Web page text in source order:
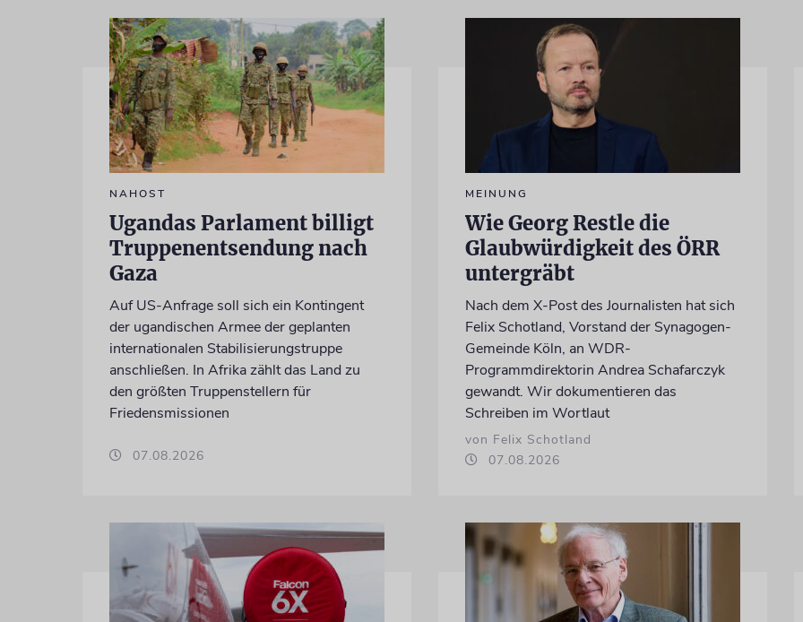
NAHOST
Ugandas Parlament billigt
Truppenentsendung nach
Gaza
Auf US-Anfrage soll sich ein Kontingent
der ugandischen Armee der geplanten
internationalen Stabilisierungstruppe
anschließen. In Afrika zählt das Land zu
den größten Truppenstellern für
Friedensmissionen
07.08.2026
MEINUNG
Wie Georg Restle die
Glaubwürdigkeit des ÖRR
untergräbt
Nach dem X-Post des Journalisten hat sich
Felix Schotland, Vorstand der Synagogen-
Gemeinde Köln, an WDR-
Programmdirektorin Andrea Schafarczyk
gewandt. Wir dokumentieren das
Schreiben im Wortlaut
von Felix Schotland
07.08.2026